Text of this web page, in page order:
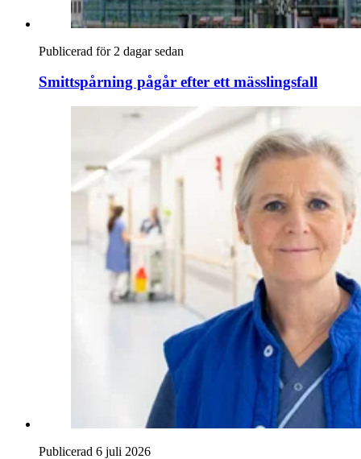
Publicerad för 2 dagar sedan
Smittspårning pågår efter ett mässlingsfall
Publicerad 6 juli 2026